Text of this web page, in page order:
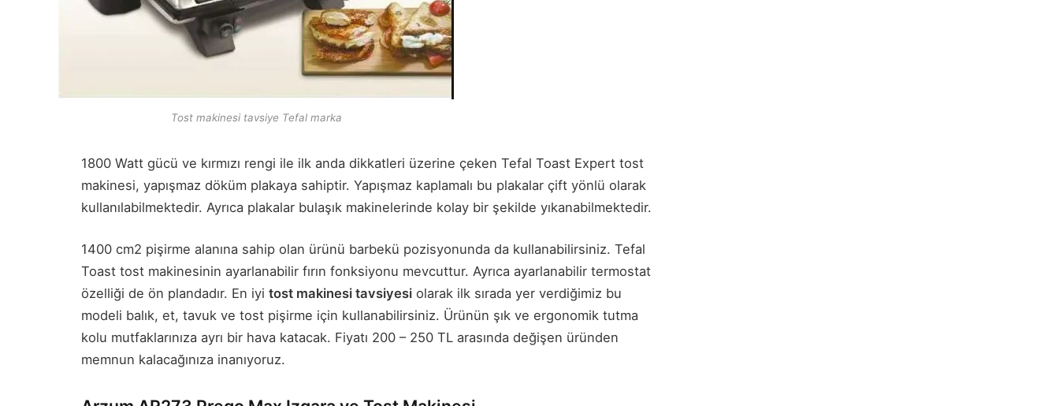
Tost makinesi tavsiye Tefal marka
1800 Watt gücü ve kırmızı rengi ile ilk anda dikkatleri üzerine çeken Tefal Toast Expert tost
makinesi, yapışmaz döküm plakaya sahiptir. Yapışmaz kaplamalı bu plakalar çift yönlü olarak
kullanılabilmektedir. Ayrıca plakalar bulaşık makinelerinde kolay bir şekilde yıkanabilmektedir.
1400 cm2 pişirme alanına sahip olan ürünü barbekü pozisyonunda da kullanabilirsiniz. Tefal
Toast tost makinesinin ayarlanabilir fırın fonksiyonu mevcuttur. Ayrıca ayarlanabilir termostat
özelliği de ön plandadır. En iyi tost makinesi tavsiyesi olarak ilk sırada yer verdiğimiz bu
modeli balık, et, tavuk ve tost pişirme için kullanabilirsiniz. Ürünün şık ve ergonomik tutma
kolu mutfaklarınıza ayrı bir hava katacak. Fiyatı 200 – 250 TL arasında değişen üründen
memnun kalacağınıza inanıyoruz.